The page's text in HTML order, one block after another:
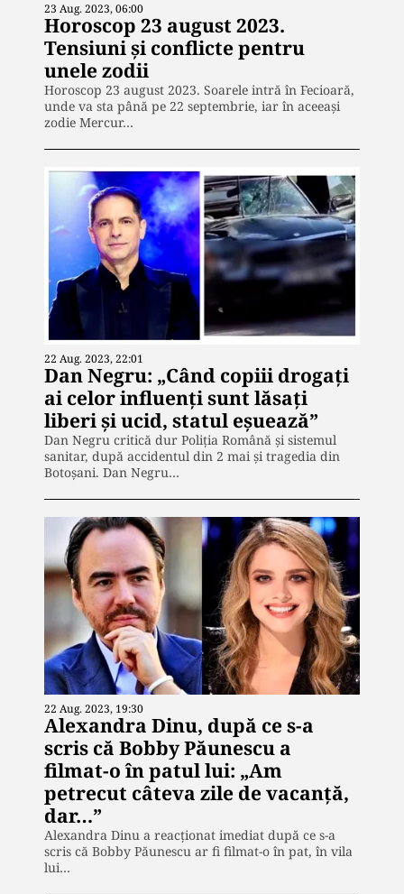
23 Aug. 2023, 06:00
Horoscop 23 august 2023.
Tensiuni și conflicte pentru
unele zodii
Horoscop 23 august 2023. Soarele intră în Fecioară,
unde va sta până pe 22 septembrie, iar în aceeași
zodie Mercur…
22 Aug. 2023, 22:01
Dan Negru: „Când copiii drogați
ai celor influenți sunt lăsați
liberi și ucid, statul eșuează”
Dan Negru critică dur Poliția Română și sistemul
sanitar, după accidentul din 2 mai și tragedia din
Botoșani. Dan Negru…
22 Aug. 2023, 19:30
Alexandra Dinu, după ce s-a
scris că Bobby Păunescu a
filmat-o în patul lui: „Am
petrecut câteva zile de vacanță,
dar…”
Alexandra Dinu a reacționat imediat după ce s-a
scris că Bobby Păunescu ar fi filmat-o în pat, în vila
lui…